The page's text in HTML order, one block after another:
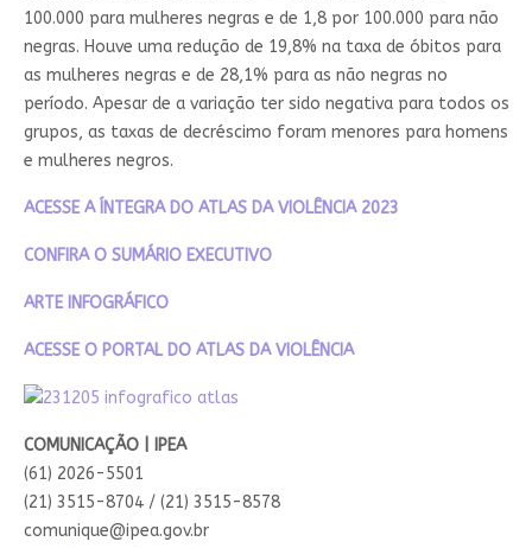
100.000 para mulheres negras e de 1,8 por 100.000 para não
negras. Houve uma redução de 19,8% na taxa de óbitos para
as mulheres negras e de 28,1% para as não negras no
período. Apesar de a variação ter sido negativa para todos os
grupos, as taxas de decréscimo foram menores para homens
e mulheres negros.
ACESSE A ÍNTEGRA DO ATLAS DA VIOLÊNCIA 2023
CONFIRA O SUMÁRIO EXECUTIVO
ARTE INFOGRÁFICO
ACESSE O PORTAL DO ATLAS DA VIOLÊNCIA
COMUNICAÇÃO | IPEA
(61) 2026-5501
(21) 3515-8704 / (21) 3515-8578
comunique@ipea.gov.br